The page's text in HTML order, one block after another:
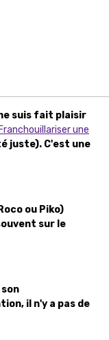
suis fait plaisir
Franchouillariser une
juste). C'est une
ou Piko)
sur le
il n'y a pas de